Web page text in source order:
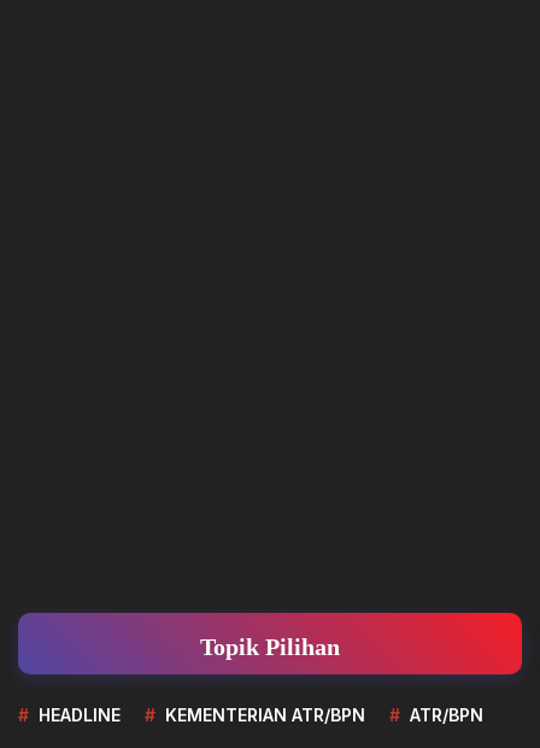
Topik Pilihan
HEADLINE KEMENTERIAN ATR/BPN ATR/BPN